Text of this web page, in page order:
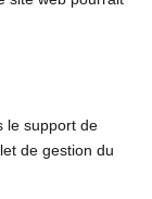
le support de
de gestion du